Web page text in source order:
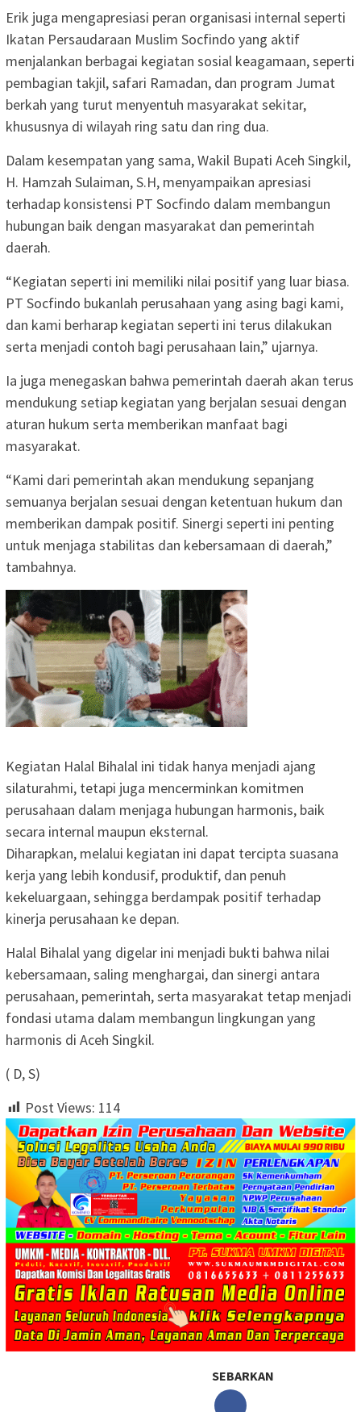
Erik juga mengapresiasi peran organisasi internal seperti
Ikatan Persaudaraan Muslim Socfindo yang aktif
menjalankan berbagai kegiatan sosial keagamaan, seperti
pembagian takjil, safari Ramadan, dan program Jumat
berkah yang turut menyentuh masyarakat sekitar,
khususnya di wilayah ring satu dan ring dua.
Dalam kesempatan yang sama, Wakil Bupati Aceh Singkil,
H. Hamzah Sulaiman, S.H, menyampaikan apresiasi
terhadap konsistensi PT Socfindo dalam membangun
hubungan baik dengan masyarakat dan pemerintah
daerah.
“Kegiatan seperti ini memiliki nilai positif yang luar biasa.
PT Socfindo bukanlah perusahaan yang asing bagi kami,
dan kami berharap kegiatan seperti ini terus dilakukan
serta menjadi contoh bagi perusahaan lain,” ujarnya.
Ia juga menegaskan bahwa pemerintah daerah akan terus
mendukung setiap kegiatan yang berjalan sesuai dengan
aturan hukum serta memberikan manfaat bagi
masyarakat.
“Kami dari pemerintah akan mendukung sepanjang
semuanya berjalan sesuai dengan ketentuan hukum dan
memberikan dampak positif. Sinergi seperti ini penting
untuk menjaga stabilitas dan kebersamaan di daerah,”
tambahnya.
Kegiatan Halal Bihalal ini tidak hanya menjadi ajang
silaturahmi, tetapi juga mencerminkan komitmen
perusahaan dalam menjaga hubungan harmonis, baik
secara internal maupun eksternal.
Diharapkan, melalui kegiatan ini dapat tercipta suasana
kerja yang lebih kondusif, produktif, dan penuh
kekeluargaan, sehingga berdampak positif terhadap
kinerja perusahaan ke depan.
Halal Bihalal yang digelar ini menjadi bukti bahwa nilai
kebersamaan, saling menghargai, dan sinergi antara
perusahaan, pemerintah, serta masyarakat tetap menjadi
fondasi utama dalam membangun lingkungan yang
harmonis di Aceh Singkil.
( D, S)
Post Views: 114
SEBARKAN